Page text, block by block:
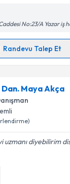
No:23/A Yazar iş
Randevu Talep Et
Talebi
Aral için randevu
uzmandan randevu
e-posta ile
işlenmesine ilişkin
Dan. Maya Akça
uzmanı diyebilirim